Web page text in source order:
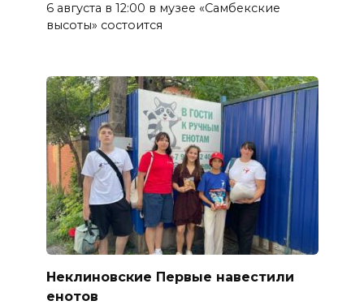
6 августа в 12:00 в музее «Самбекские
высоты» состоится
Неклиновские Первые навестили
енотов